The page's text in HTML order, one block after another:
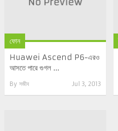
ফোন
Huawei Ascend P6-এরও
আসতে পারে গুগল ...
By সজীব Jul 3, 2013